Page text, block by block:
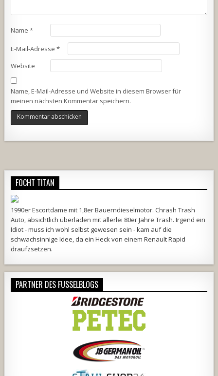
Name*
E-Mail-Adresse*
Website
Name, E-Mail-Adresse und Website in diesem Browser für
meinen nächsten Kommentar speichern.
FOCHT TITAN
1990er Escortdame mit 1,8er Bauerndieselmotor. Chrash Trash
Auto, absichtlich überladen mit allerlei 80er Jahre Trash. Irgend ein
Idiot - muss ich wohl selbst gewesen sein - kam auf die
schwachsinnige Idee, da ein Heck von einem Renault Rapid
draufzsetzen.
PARTNER DES FUSSELBLOGS